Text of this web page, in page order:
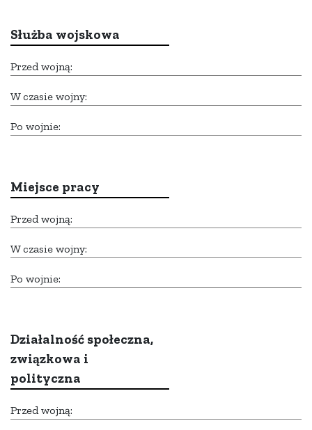
Służba wojskowa
Przed wojną:
W czasie wojny:
Po wojnie:
Miejsce pracy
Przed wojną:
W czasie wojny:
Po wojnie:
Działalność społeczna,
związkowa i
polityczna
Przed wojną: